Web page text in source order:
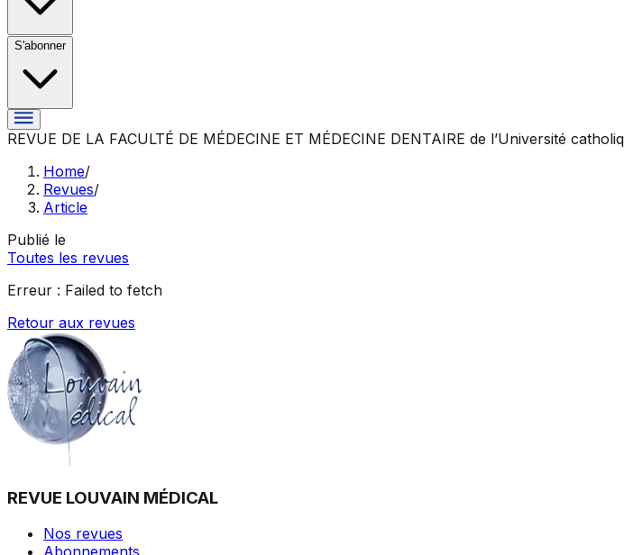
S'abonner
REVUE DE LA FACULTÉ DE MÉDECINE ET MÉDECINE DENTAIRE de l’Université
Home/
Revues/
Article
Publié le
Toutes les revues
Erreur : Failed to fetch
Retour aux revues
REVUE LOUVAIN MÉDICAL
Nos revues